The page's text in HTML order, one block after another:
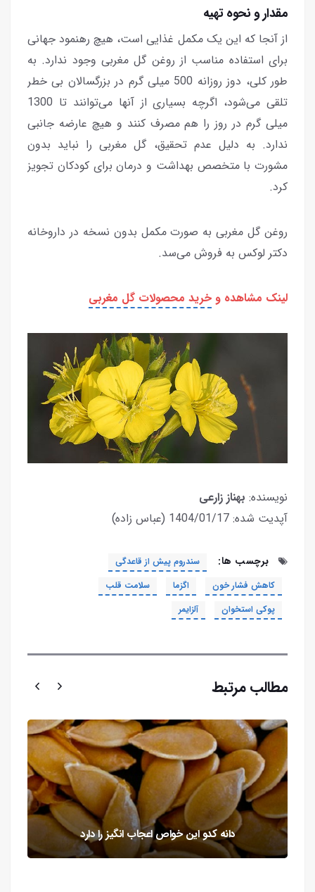
مقدار و نحوه تهیه
از آنجا که این یک مکمل غذایی است، هیچ رهنمود جهانی
برای استفاده مناسب از روغن گل مغربی وجود ندارد. به
طور کلی، دوز روزانه 500 میلی گرم در بزرگسالان بی خطر
تلقی می‌شود، اگرچه بسیاری از آنها می‌توانند تا 1300
میلی گرم در روز را هم مصرف کنند و هیچ عارضه جانبی
ندارد. به دلیل عدم تحقیق، گل مغربی را نباید بدون
مشورت با متخصص بهداشت و درمان برای كودكان تجویز
كرد.
روغن گل مغربی به صورت مکمل بدون نسخه در داروخانه
دکتر لوکس به فروش می‌سد.
لینک مشاهده و خرید محصولات گل مغربی
نویسنده: بهناز زارعی
آپدیت شده: 1404/01/17 (عباس زاده)
برچسب ها:
سندروم پیش از قاعدگی
کاهش فشار خون
اگزما
سلامت قلب
پوکی استخوان
آلزایمر
مطالب مرتبط
دانه کدو این خواص اعجاب انگیز را دارد